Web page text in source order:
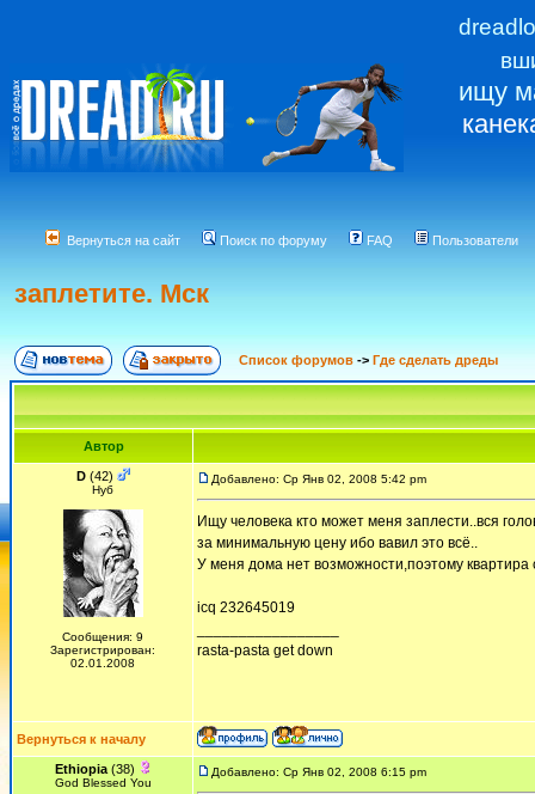
ищу
Вернуться на сайт Поиск по форуму FAQ Пользователи
заплетите. Мск
Список форумов -> Где сделать дреды
Автор
D(42)
Нуб
Сообщения: 9
Зарегистрирован:
02.01.2008
Добавлено: Ср Янв 02, 2008 5:42 pm
Ищу человека кто может меня заплести..вся
за минимальную цену ибо вавил это всё..
У меня дома нет возможности,поэтому квартира
icq 232645019
rasta-pasta get down
Вернуться к началу
Ethiopia(38)
God Blessed You
Добавлено: Ср Янв 02, 2008 6:15 pm